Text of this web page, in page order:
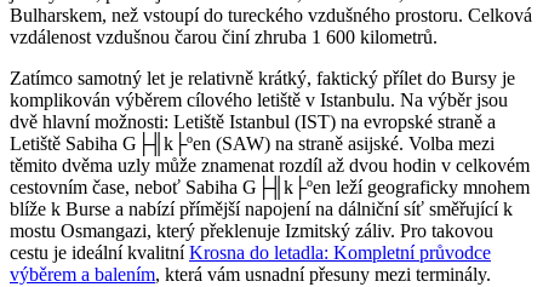
Bulharskem, než vstoupí do tureckého vzdušného prostoru. Celková
vzdálenost vzdušnou čarou činí zhruba 1 600 kilometrů.
Zatímco samotný let je relativně krátký, faktický přílet do Bursy je
komplikován výběrem cílového letiště v Istanbulu. Na výběr jsou
dvě hlavní možnosti: Letiště Istanbul (IST) na evropské straně a
Letiště Sabiha G├╢k├ºen (SAW) na straně asijské. Volba mezi
těmito dvěma uzly může znamenat rozdíl až dvou hodin v celkovém
cestovním čase, neboť Sabiha G├╢k├ºen leží geograficky mnohem
blíže k Burse a nabízí přímější napojení na dálniční síť směřující k
mostu Osmangazi, který překlenuje Izmitský záliv. Pro takovou
cestu je ideální kvalitníKrosna do letadla: Kompletní průvodce
výběrem a balením, která vám usnadní přesuny mezi terminály.